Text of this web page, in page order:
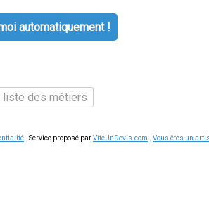
, voici les étapes
Pour les demandes complexes, le
échanges en cas de litige ultérieur,
le plus efficace de réduire votre
15 % sur une consommation type.
sans engagement et sans frais de